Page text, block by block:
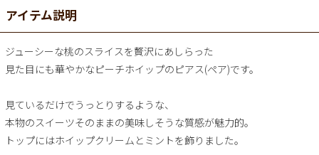
アイテム説明
ジューシーな桃のスライスを贅沢にあしらった
見た目にも華やかなピーチホイップのピアス(ペア)です。
見ているだけでうっとりするような、
本物のスイーツそのままの美味しそうな質感が魅力的。
トップにはホイップクリームとミントを飾りました。